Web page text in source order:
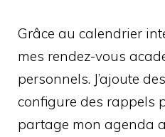
Grâce au calendrier
mes rendez-vous
personnels. J’ajoute
configure des rappels
partage mon agenda